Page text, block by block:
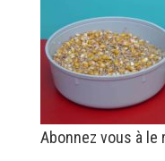
Abonnez vous à le